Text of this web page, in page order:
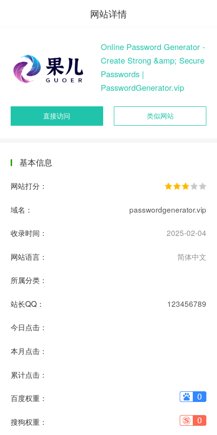
网站详情
Online Password Generator -
Create Strong &amp; Secure
Passwords |
PasswordGenerator.vip
直接访问 类似网站
基本信息
网站打分：
域名： passwordgenerator.vip
收录时间： 2025-02-04
网站语言： 简体中文
所属分类：
站长QQ： 123456789
今日点击：
本月点击：
累计点击：
百度权重：
搜狗权重：